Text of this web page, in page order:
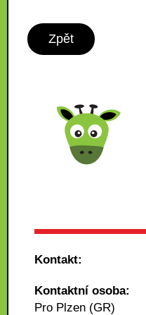
Zpět
Kontakt:
Kontaktní osoba:
Pro Plzen (GR)